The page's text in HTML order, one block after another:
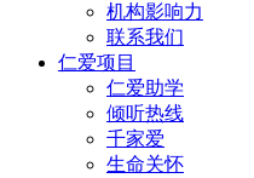
机构影响力
联系我们
仁爱项目
仁爱助学
倾听热线
千家爱
生命关怀